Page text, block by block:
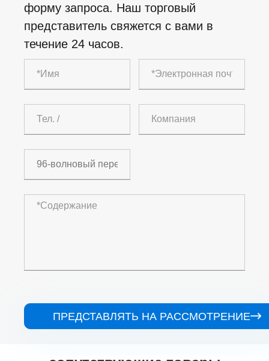
форму запроса. Наш торговый
представитель свяжется с вами в
течение 24 часов.
ПРЕДСТАВЛЯТЬ НА РАССМОТРЕНИЕ